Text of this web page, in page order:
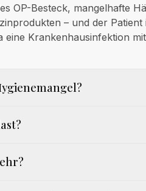
OP-Besteck, mangelhafte
– und der Patient
eine Krankenhausinfektion